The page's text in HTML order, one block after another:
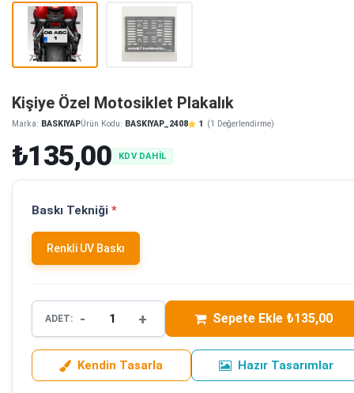
Kişiye Özel Motosiklet Plakalık
Marka: BASKIYAPÜrün Kodu: BASKIYAP_2408 1 (1 Değerlendirme)
₺135,00 KDV DAHİL
Baskı Tekniği *
Renkli UV Baskı
ADET: - + Sepete Ekle ₺135,00
Kendin Tasarla Hazır Tasarımlar